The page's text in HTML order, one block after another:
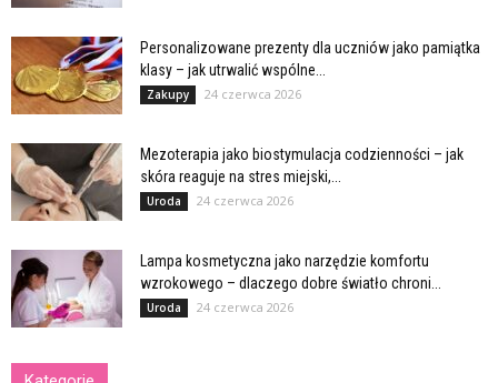
Personalizowane prezenty dla uczniów jako pamiątka
klasy – jak utrwalić wspólne...
Zakupy 24 czerwca 2026
Mezoterapia jako biostymulacja codzienności – jak
skóra reaguje na stres miejski,...
Uroda 24 czerwca 2026
Lampa kosmetyczna jako narzędzie komfortu
wzrokowego – dlaczego dobre światło chroni...
Uroda 24 czerwca 2026